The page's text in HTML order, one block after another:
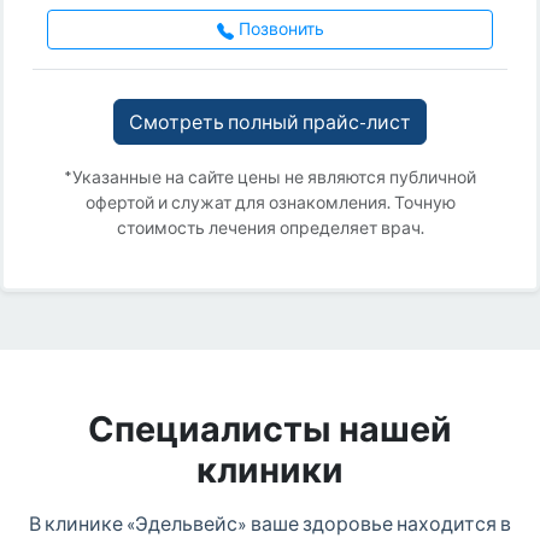
Позвонить
Смотреть полный прайс-лист
*Указанные на сайте цены не являются публичной
офертой и служат для ознакомления. Точную
стоимость лечения определяет врач.
Специалисты нашей
клиники
В клинике «Эдельвейс» ваше здоровье находится в